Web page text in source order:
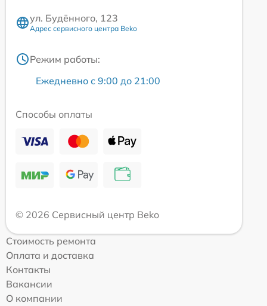
ул. Будённого, 123
Адрес сервисного центра Beko
Режим работы:
Ежедневно с 9:00 до 21:00
Способы оплаты
© 2026 Сервисный центр Beko
Стоимость ремонта
Оплата и доставка
Контакты
Вакансии
О компании